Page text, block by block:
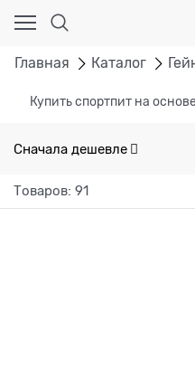
Главная Каталог
Купить спортпит на
Сначала дешевле
Товаров: 91